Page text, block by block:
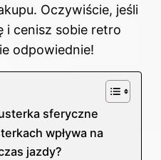
Oczywiście, jeśli
i cenisz sobie retro
odpowiednie!
sferyczne
wpływa na
jazdy?